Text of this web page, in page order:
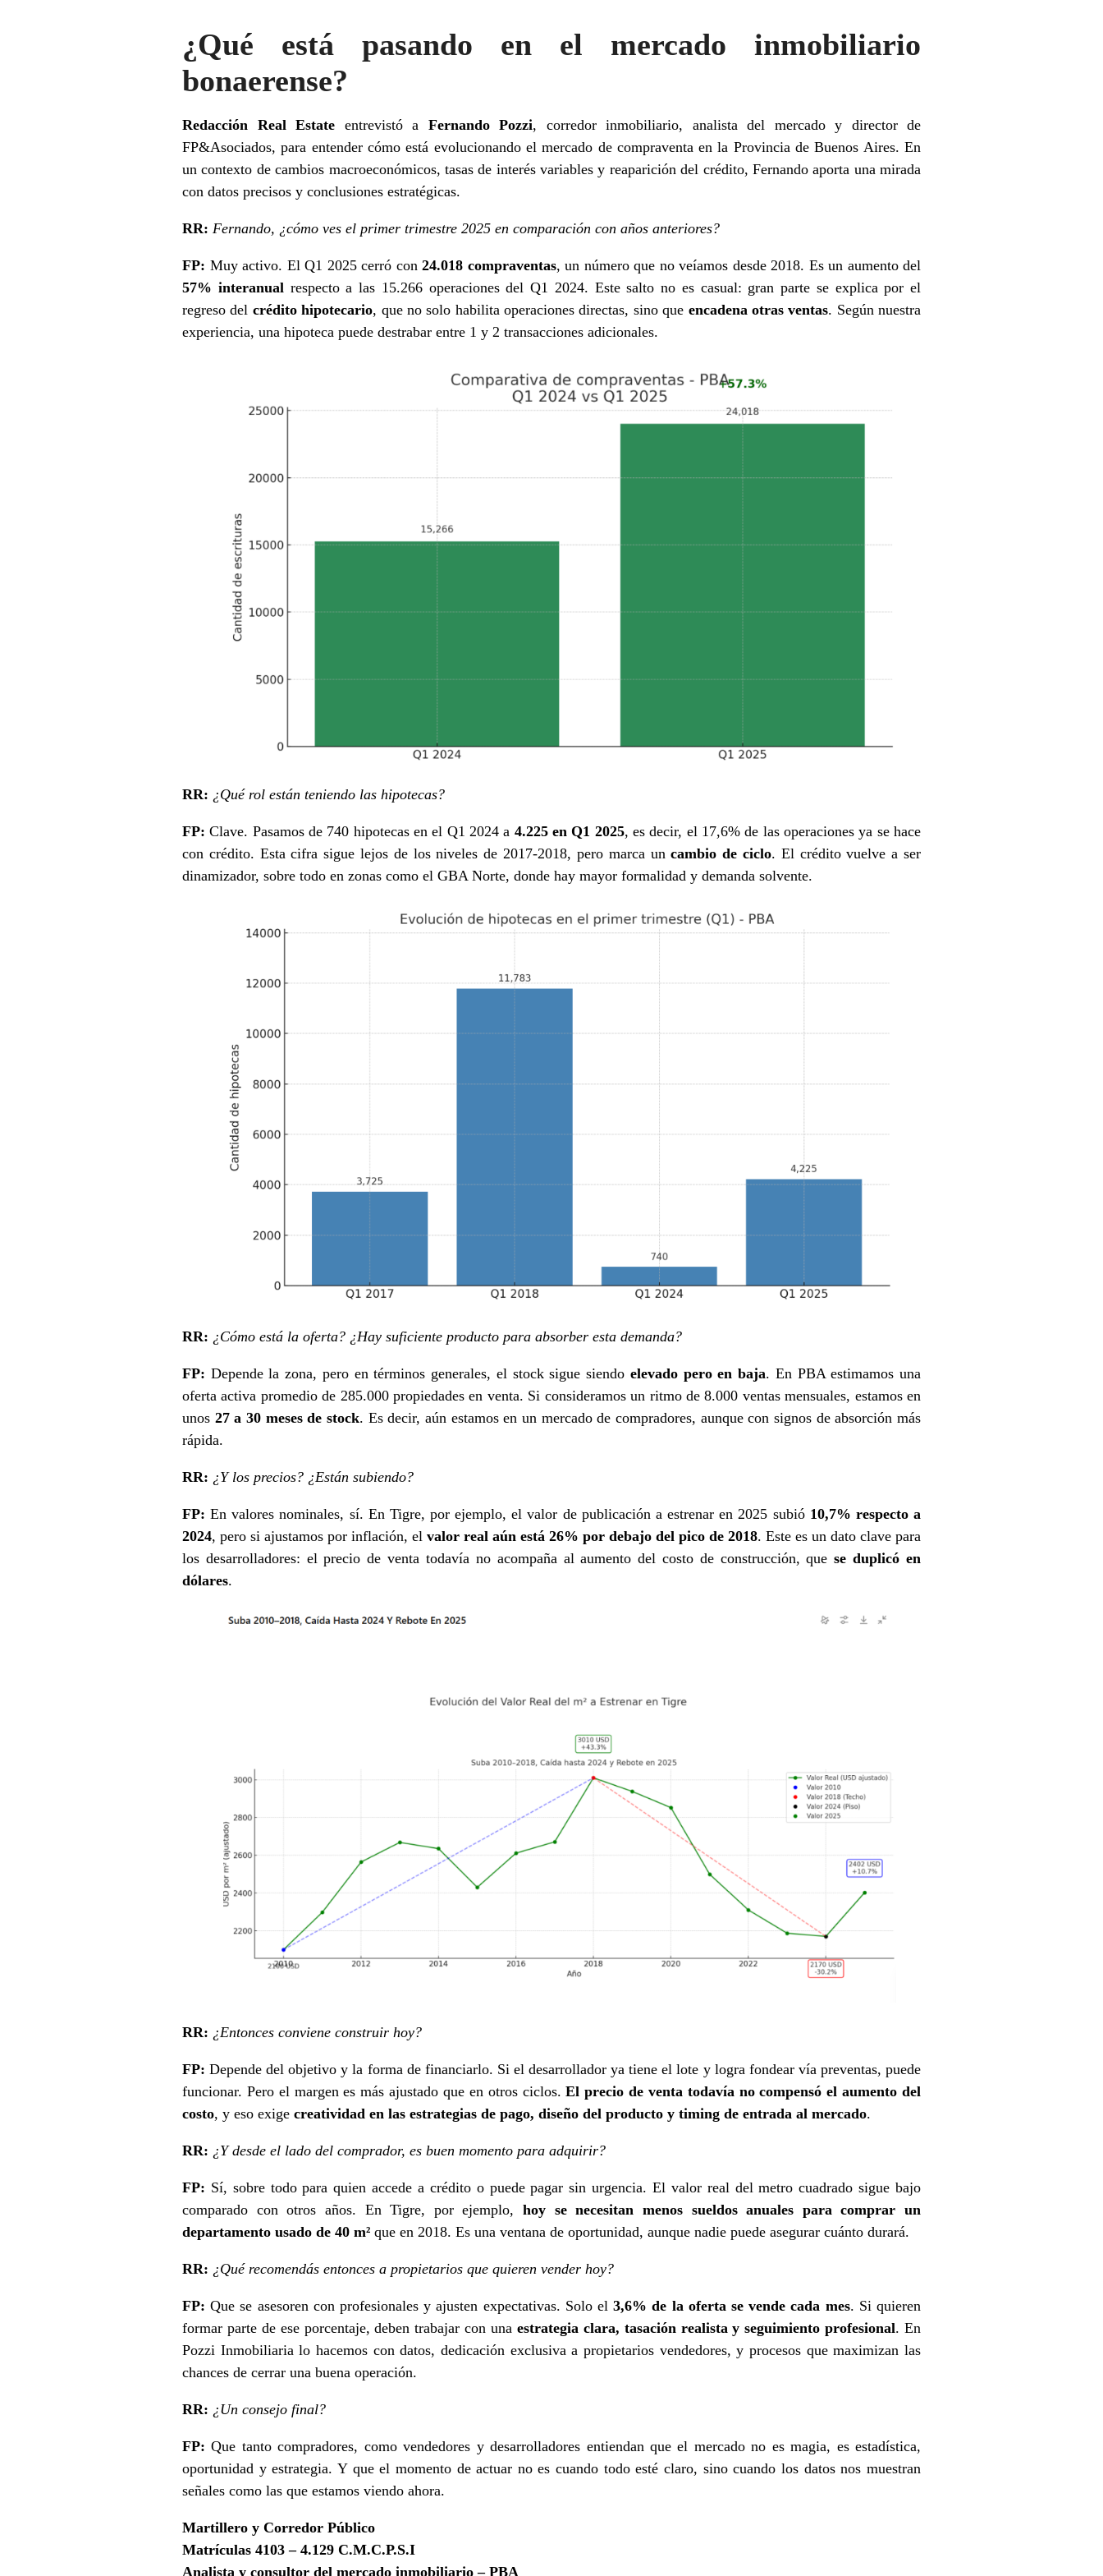
¿Qué está pasando en el mercado inmobiliario
bonaerense?
Redacción Real Estate entrevistó a Fernando Pozzi, corredor inmobiliario, analista del mercado y director de
FP&Asociados, para entender cómo está evolucionando el mercado de compraventa en la Provincia de Buenos Aires. En
un contexto de cambios macroeconómicos, tasas de interés variables y reaparición del crédito, Fernando aporta una mirada
con datos precisos y conclusiones estratégicas.
RR: Fernando, ¿cómo ves el primer trimestre 2025 en comparación con años anteriores?
FP: Muy activo. El Q1 2025 cerró con 24.018 compraventas, un número que no veíamos desde 2018. Es un aumento del
57% interanual respecto a las 15.266 operaciones del Q1 2024. Este salto no es casual: gran parte se explica por el
regreso del crédito hipotecario, que no solo habilita operaciones directas, sino que encadena otras ventas. Según nuestra
experiencia, una hipoteca puede destrabar entre 1 y 2 transacciones adicionales.
RR: ¿Qué rol están teniendo las hipotecas?
FP: Clave. Pasamos de 740 hipotecas en el Q1 2024 a 4.225 en Q1 2025, es decir, el 17,6% de las operaciones ya se hace
con crédito. Esta cifra sigue lejos de los niveles de 2017-2018, pero marca uncambio de ciclo. El crédito vuelve a ser
dinamizador, sobre todo en zonas como el GBA Norte, donde hay mayor formalidad y demanda solvente.
RR: ¿Cómo está la oferta? ¿Hay suficiente producto para absorber esta demanda?
FP: Depende la zona, pero en términos generales, el stock sigue siendo elevado pero en baja. En PBA estimamos una
oferta activa promedio de 285.000 propiedades en venta. Si consideramos un ritmo de 8.000 ventas mensuales, estamos en
unos 27 a 30 meses de stock. Es decir, aún estamos en un mercado de compradores, aunque con signos de absorción más
rápida.
RR: ¿Y los precios? ¿Están subiendo?
FP: En valores nominales, sí. En Tigre, por ejemplo, el valor de publicación a estrenar en 2025 subió 10,7% respecto a
2024, pero si ajustamos por inflación, el valor real aún está 26% por debajo del pico de 2018. Este es un dato clave para
los desarrolladores: el precio de venta todavía no acompaña al aumento del costo de construcción, quese duplicó en
dólares.
RR: ¿Entonces conviene construir hoy?
FP: Depende del objetivo y la forma de financiarlo. Si el desarrollador ya tiene el lote y logra fondear vía preventas, puede
funcionar. Pero el margen es más ajustado que en otros ciclos.El precio de venta todavía no compensó el aumento del
costo, y eso exige creatividad en las estrategias de pago, diseño del producto y timing de entrada al mercado.
RR: ¿Y desde el lado del comprador, es buen momento para adquirir?
FP: Sí, sobre todo para quien accede a crédito o puede pagar sin urgencia. El valor real del metro cuadrado sigue bajo
comparado con otros años. En Tigre, por ejemplo, hoy se necesitan menos sueldos anuales para comprar un
departamento usado de 40 m² que en 2018. Es una ventana de oportunidad, aunque nadie puede asegurar cuánto durará.
RR: ¿Qué recomendás entonces a propietarios que quieren vender hoy?
FP: Que se asesoren con profesionales y ajusten expectativas. Solo el3,6% de la oferta se vende cada mes. Si quieren
formar parte de ese porcentaje, deben trabajar con una estrategia clara, tasación realista y seguimiento profesional. En
Pozzi Inmobiliaria lo hacemos con datos, dedicación exclusiva a propietarios vendedores, y procesos que maximizan las
chances de cerrar una buena operación.
RR: ¿Un consejo final?
FP: Que tanto compradores, como vendedores y desarrolladores entiendan que el mercado no es magia, es estadística,
oportunidad y estrategia. Y que el momento de actuar no es cuando todo esté claro, sino cuando los datos nos muestran
señales como las que estamos viendo ahora.
Martillero y Corredor Público
Matrículas 4103 – 4.129 C.M.C.P.S.I
Analista y consultor del mercado inmobiliario – PBA